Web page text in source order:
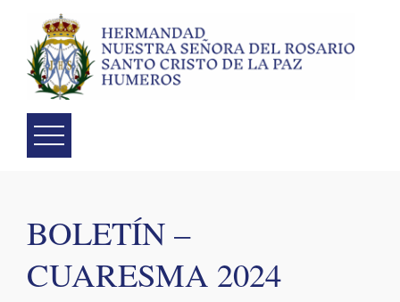
content
BOLETÍN –
CUARESMA 2024